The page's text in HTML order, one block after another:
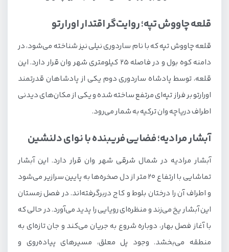
قلعه چاووش تپه؛ روایت‌گر اقتدار اورارتو
قلعه چاووش تپه که با نام ساردوری نیلی نیز شناخته می‌شود، در
دامنه کوه بول و در فاصله 25 کیلومتری شهر وان قرار دارد. این
قلعه، توسط پادشاه ساردوری دوم یکی از پادشاهان قدرتمند
اورارتو بر فراز تپه‌ای مرتفع ساخته شده و یکی از مکان‌های دیدنی
اطراف دریاچه وان ترکیه به شمار می‌رود.
آبشار مرادیه؛ فضایی فریبنده با نوای دلنشین
آبشار مرادیه در شمال شرقی شهر وان قرار دارد. این آبشار
تماشایی با ارتفاع 20 متر از دل صخره‌ها به پایین سرازیر می‌شود
و اطراف آن را درختان بلوط و کاج دربرگرفته‌اند. در فصل زمستان
این آبشار یخ می‌زند و منظره‌ای رویایی را پدید می‌آورد. در حالی که
با آغاز فصل بهار، دوباره شروع به جریان می‌کند و جان تازه‌ای به
منطقه می‌بخشد. وجود پل معلق، مسیرهای پیاده‌روی و